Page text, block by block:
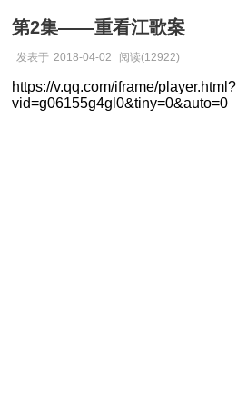
第2集——重看江歌案
发表于 2018-04-02 阅读(12922)
https://v.qq.com/iframe/player.html?
vid=g06155g4gl0&tiny=0&auto=0